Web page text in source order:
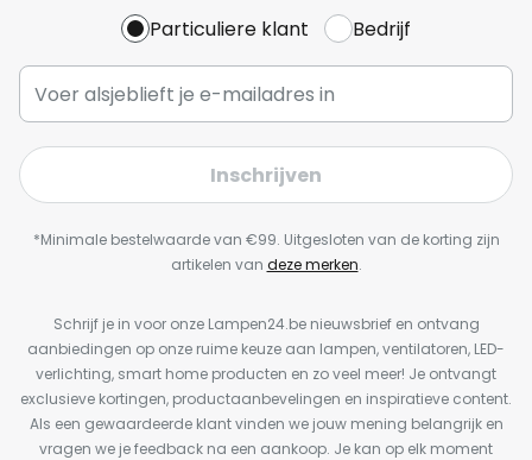
Particuliere klant Bedrijf
Inschrijven
*Minimale bestelwaarde van €99. Uitgesloten van de korting zijn
artikelen van deze merken.
Schrijf je in voor onze Lampen24.be nieuwsbrief en ontvang
aanbiedingen op onze ruime keuze aan lampen, ventilatoren, LED-
verlichting, smart home producten en zo veel meer! Je ontvangt
exclusieve kortingen, productaanbevelingen en inspiratieve content.
Als een gewaardeerde klant vinden we jouw mening belangrijk en
vragen we je feedback na een aankoop. Je kan op elk moment